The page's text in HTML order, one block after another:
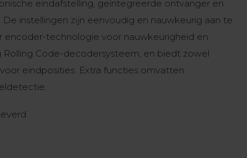
eindafstelling, geïntegreerde ontvanger en
instellingen zijn eenvoudig en nauwkeurig aan te
technologie voor nauwkeurigheid en
Code-decodersysteem, en biedt zowel
eindposities. Extra functies omvatten